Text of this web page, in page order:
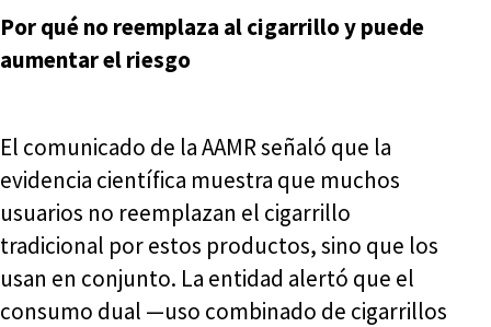
Por qué no reemplaza al cigarrillo y puede
aumentar el riesgo
El comunicado de la AAMR señaló que la
evidencia científica muestra que muchos
usuarios no reemplazan el cigarrillo
tradicional por estos productos, sino que los
usan en conjunto. La entidad alertó que el
consumo dual —uso combinado de cigarrillos